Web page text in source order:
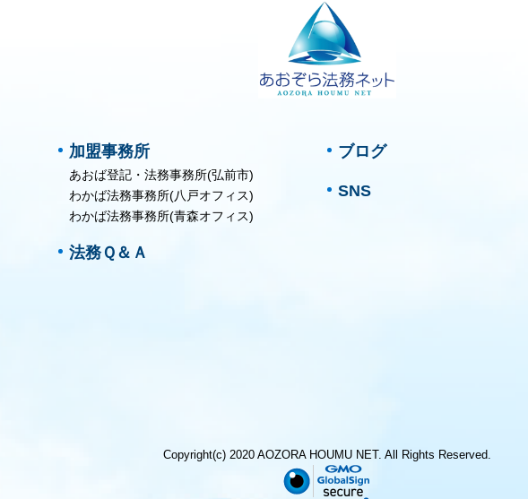
加盟事務所
あおば登記・法務事務所(弘前市)
わかば法務事務所(八戸オフィス)
わかば法務事務所(青森オフィス)
法務Ｑ＆Ａ
ブログ
SNS
Copyright(c) 2020 AOZORA HOUMU NET. All Rights Reserved.